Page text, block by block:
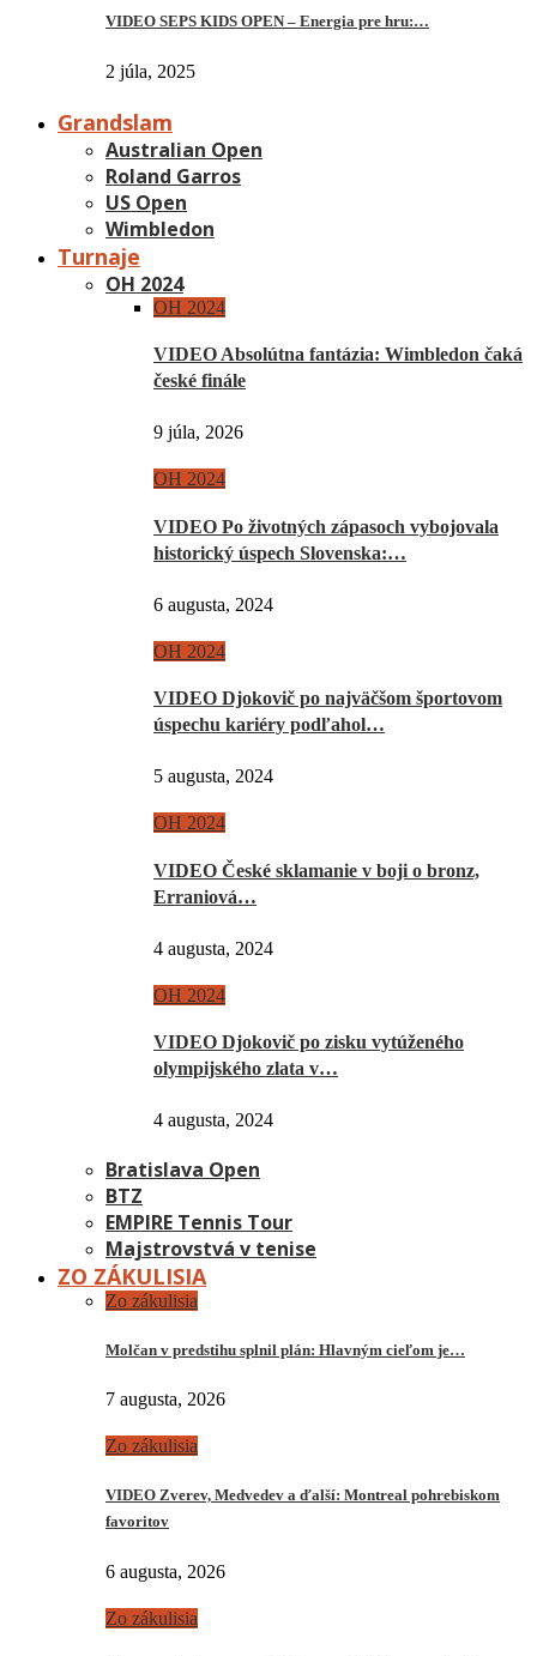
VIDEO SEPS KIDS OPEN – Energia pre hru:…
2 júla, 2025
Grandslam
Australian Open
Roland Garros
US Open
Wimbledon
Turnaje
OH 2024
OH 2024
VIDEO Absolútna fantázia: Wimbledon čaká
české finále
9 júla, 2026
OH 2024
VIDEO Po životných zápasoch vybojovala
historický úspech Slovenska:…
6 augusta, 2024
OH 2024
VIDEO Djokovič po najväčšom športovom
úspechu kariéry podľahol…
5 augusta, 2024
OH 2024
VIDEO České sklamanie v boji o bronz,
Erraniová…
4 augusta, 2024
OH 2024
VIDEO Djokovič po zisku vytúženého
olympijského zlata v…
4 augusta, 2024
Bratislava Open
BTZ
EMPIRE Tennis Tour
Majstrovstvá v tenise
ZO ZÁKULISIA
Zo zákulisia
Molčan v predstihu splnil plán: Hlavným cieľom je…
7 augusta, 2026
Zo zákulisia
VIDEO Zverev, Medvedev a ďalší: Montreal pohrebiskom
favoritov
6 augusta, 2026
Zo zákulisia